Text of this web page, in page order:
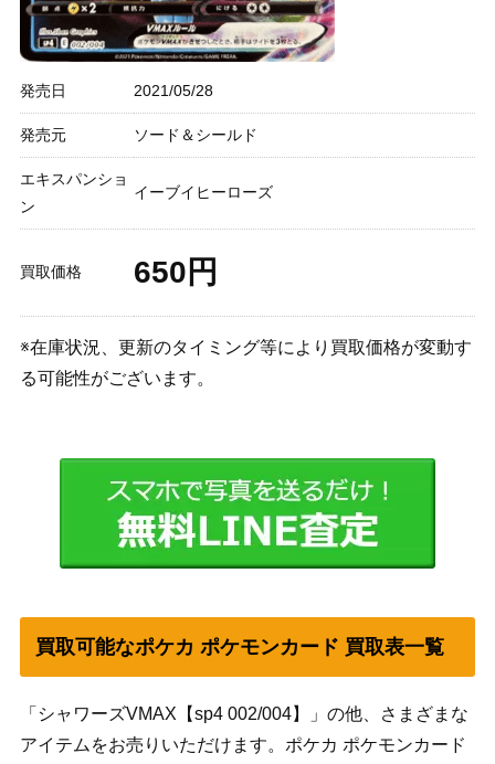
発売日 2021/05/28
発売元 ソード＆シールド
エキスパンショ
ン
イーブイヒーローズ
買取価格 650円
※在庫状況、更新のタイミング等により買取価格が変動す
る可能性がございます。
買取可能なポケカ ポケモンカード 買取表一覧
「シャワーズVMAX【sp4 002/004】」の他、さまざまな
アイテムをお売りいただけます。ポケカ ポケモンカード